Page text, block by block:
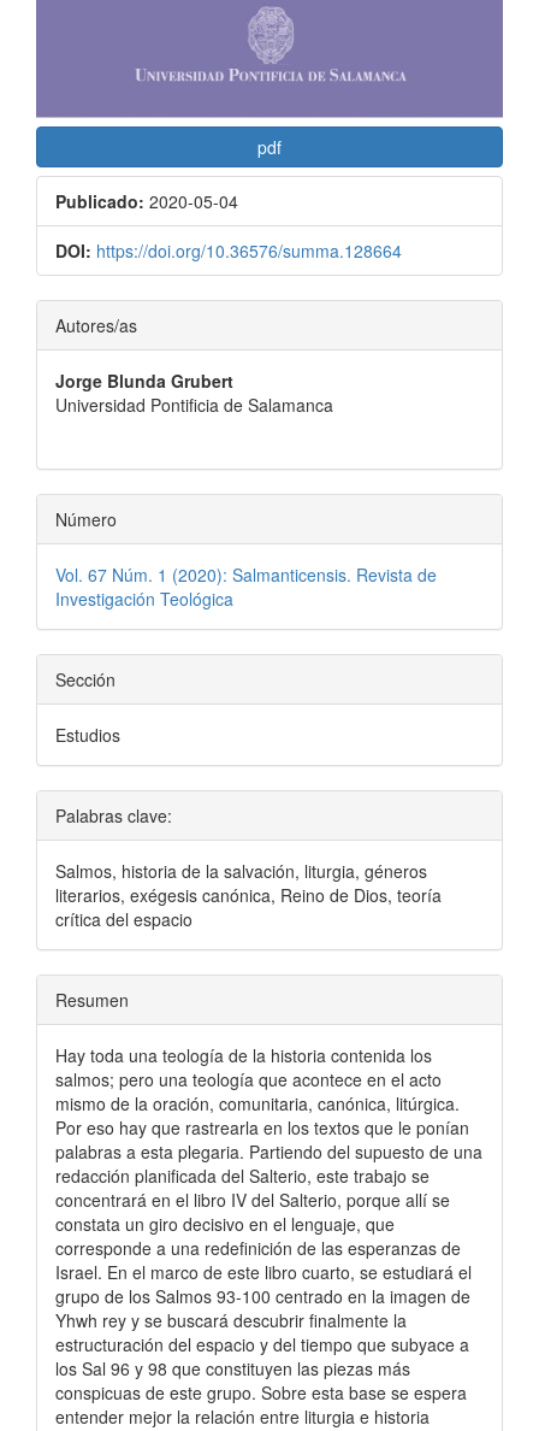
pdf
Publicado: 2020-05-04
DOI: https://doi.org/10.36576/summa.128664
Contenido
principal
del
Autores/as
Jorge Blunda Grubert
Universidad Pontificia de Salamanca
Número
Vol. 67 Núm. 1 (2020): Salmanticensis. Revista de
Investigación Teológica
Sección
Estudios
Palabras clave:
Salmos, historia de la salvación, liturgia, géneros
literarios, exégesis canónica, Reino de Dios, teoría
crítica del espacio
Resumen
Hay toda una teología de la historia contenida los
salmos; pero una teología que acontece en el acto
mismo de la oración, comunitaria, canónica, litúrgica.
Por eso hay que rastrearla en los textos que le ponían
palabras a esta plegaria. Partiendo del supuesto de una
redacción planificada del Salterio, este trabajo se
concentrará en el libro IV del Salterio, porque allí se
constata un giro decisivo en el lenguaje, que
corresponde a una redefinición de las esperanzas de
Israel. En el marco de este libro cuarto, se estudiará el
grupo de los Salmos 93-100 centrado en la imagen de
Yhwh rey y se buscará descubrir finalmente la
estructuración del espacio y del tiempo que subyace a
los Sal 96 y 98 que constituyen las piezas más
conspicuas de este grupo. Sobre esta base se espera
entender mejor la relación entre liturgia e historia